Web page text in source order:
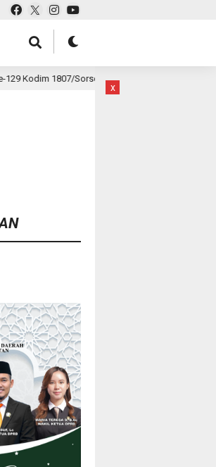
Rampung, Perkuat Akses dan Tingkatkan
x